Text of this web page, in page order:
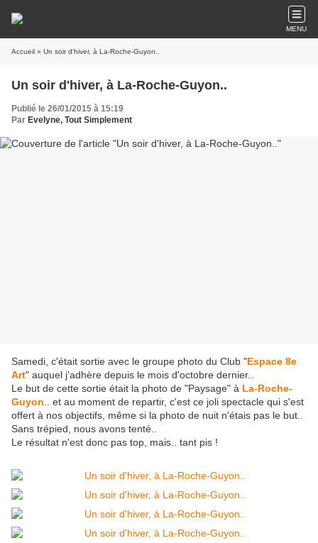
MENU
Accueil » Un soir d'hiver, à La-Roche-Guyon..
Un soir d'hiver, à La-Roche-Guyon..
Publié le 26/01/2015 à 15:19
Par Evelyne, Tout Simplement
Samedi, c'était sortie avec le groupe photo du Club "Espace 8e
Art" auquel j'adhère depuis le mois d'octobre dernier..
Le but de cette sortie était la photo de "Paysage" à La-Roche-
Guyon .. et au moment de repartir, c'est ce joli spectacle qui s'est
offert à nos objectifs, même si la photo de nuit n'étais pas le but..
Sans trépied, nous avons tenté..
Le résultat n'est donc pas top, mais.. tant pis !